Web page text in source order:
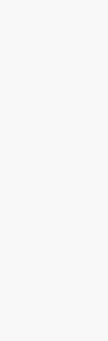
- 4月16日
漫步魔術與音樂